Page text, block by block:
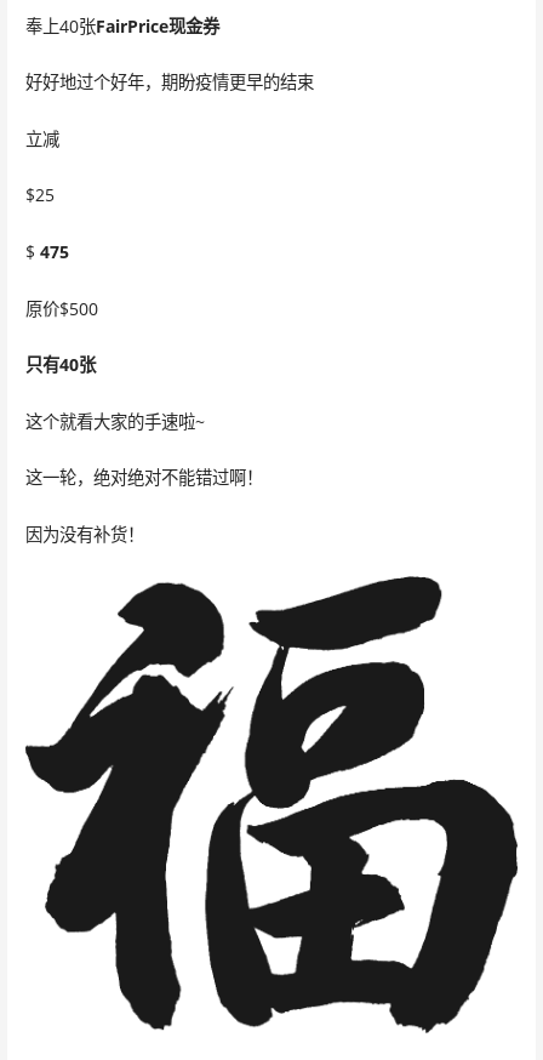
奉上40张FairPrice现金券
好好地过个好年，期盼疫情更早的结束
立减
$25
$ 475
原价$500
只有40张
这个就看大家的手速啦~
这一轮，绝对绝对不能错过啊！
因为没有补货！